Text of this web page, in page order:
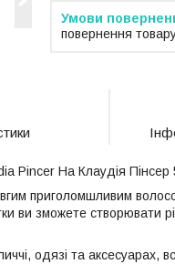
повернення
Pincer На Клаудія Пінсер
приголомшливим
ви зможете створювати
одязі та аксесуарах,